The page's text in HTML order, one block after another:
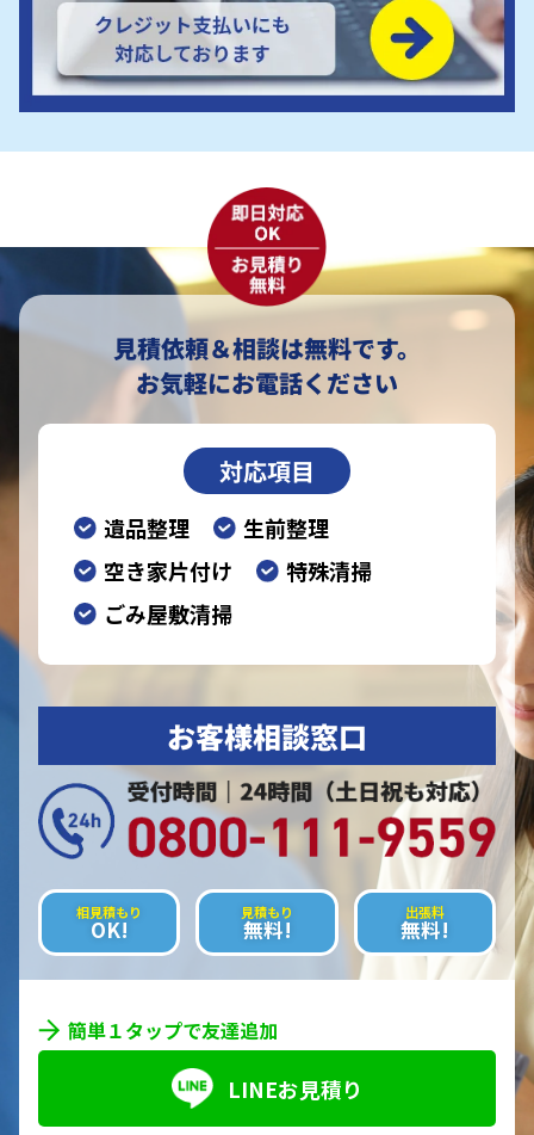
見積依頼＆相談は無料です。
お気軽にお電話ください
対応項目
遺品整理
生前整理
空き家片付け
特殊清掃
ごみ屋敷清掃
お客様相談窓口
相見積もり
OK!
見積もり
無料!
出張料
無料!
簡単１タップで友達追加
LINEお見積り